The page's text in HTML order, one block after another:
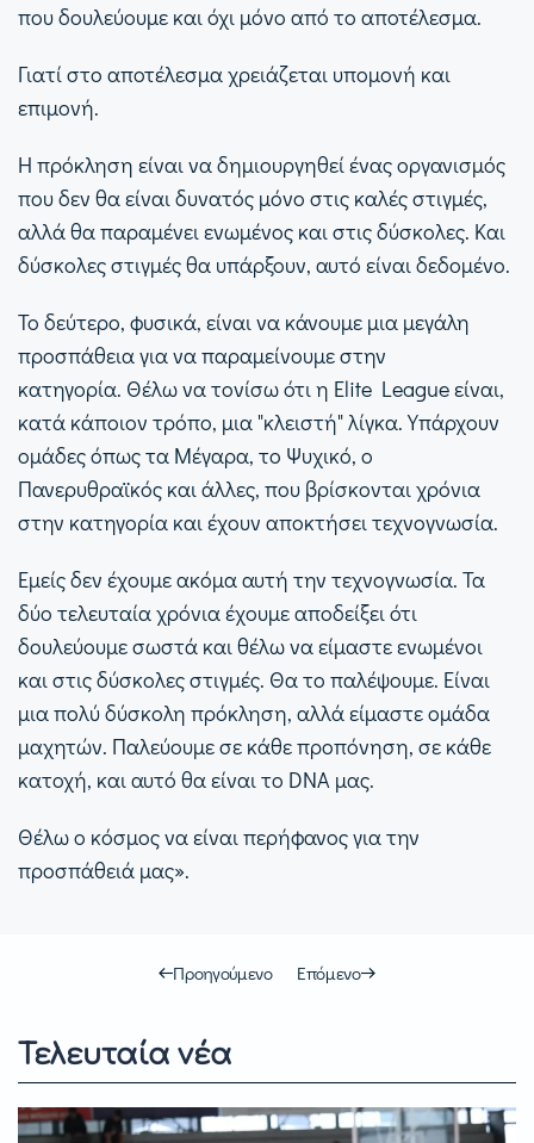
που δουλεύουμε και όχι μόνο από το αποτέλεσμα.
Γιατί στο αποτέλεσμα χρειάζεται υπομονή και
επιμονή.
Η πρόκληση είναι να δημιουργηθεί ένας οργανισμός
που δεν θα είναι δυνατός μόνο στις καλές στιγμές,
αλλά θα παραμένει ενωμένος και στις δύσκολες. Και
δύσκολες στιγμές θα υπάρξουν, αυτό είναι δεδομένο.
Το δεύτερο, φυσικά, είναι να κάνουμε μια μεγάλη
προσπάθεια για να παραμείνουμε στην
κατηγορία. Θέλω να τονίσω ότι η Elite League είναι,
κατά κάποιον τρόπο, μια "κλειστή" λίγκα. Υπάρχουν
ομάδες όπως τα Μέγαρα, το Ψυχικό, ο
Πανερυθραϊκός και άλλες, που βρίσκονται χρόνια
στην κατηγορία και έχουν αποκτήσει τεχνογνωσία.
Εμείς δεν έχουμε ακόμα αυτή την τεχνογνωσία. Τα
δύο τελευταία χρόνια έχουμε αποδείξει ότι
δουλεύουμε σωστά και θέλω να είμαστε ενωμένοι
και στις δύσκολες στιγμές. Θα το παλέψουμε. Είναι
μια πολύ δύσκολη πρόκληση, αλλά είμαστε ομάδα
μαχητών. Παλεύουμε σε κάθε προπόνηση, σε κάθε
κατοχή, και αυτό θα είναι το DNA μας.
Θέλω ο κόσμος να είναι περήφανος για την
προσπάθειά μας».
Προηγούμενο Επόμενο
Τελευταία νέα